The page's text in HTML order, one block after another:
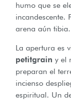
humo que se
incandescente.
arena aún tibia.
La apertura es
petitgrain y el
preparan el
incienso
espiritual. Un